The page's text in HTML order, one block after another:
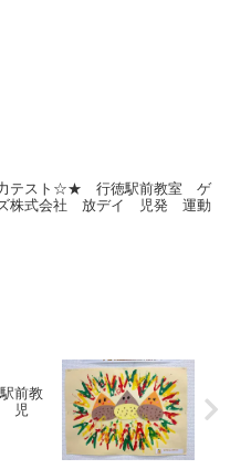
テスト☆★ 行徳駅前教室 ゲ
株式会社 放デイ 児発 運動
前教
児